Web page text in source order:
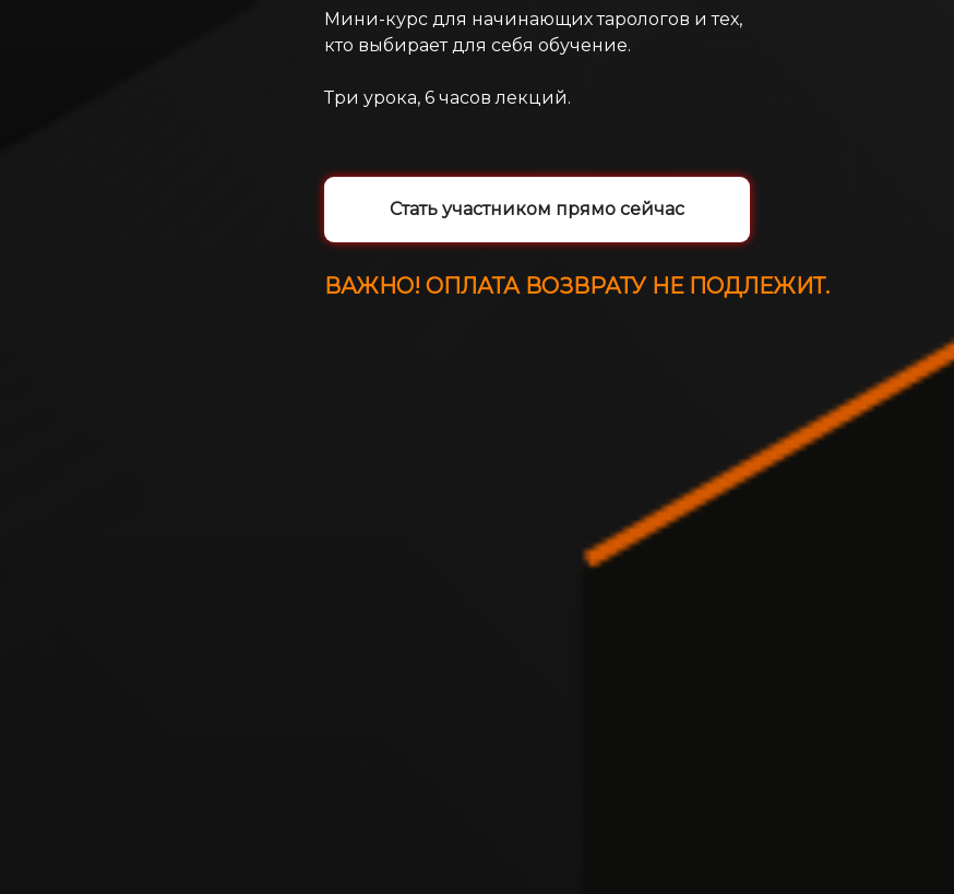
Мини-курс для начинающих тарологов и тех,
кто выбирает для себя обучение.
Три урока, 6 часов лекций.
Стать участником прямо сейчас
ВАЖНО! ОПЛАТА ВОЗВРАТУ НЕ ПОДЛЕЖИТ.